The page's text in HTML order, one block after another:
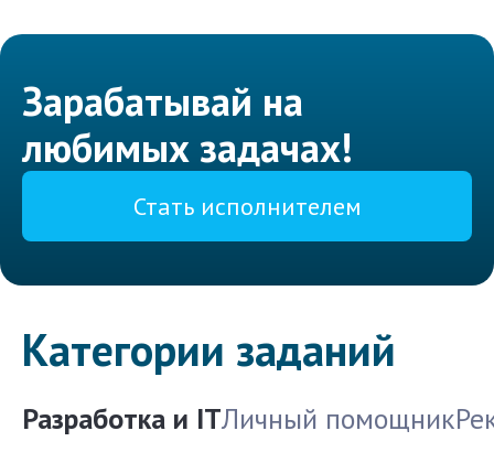
Зарабатывай на
любимых задачах!
Стать исполнителем
Категории заданий
Разработка и ITЛичный помощник